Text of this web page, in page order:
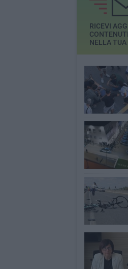
RICEVI
NELLA TUA